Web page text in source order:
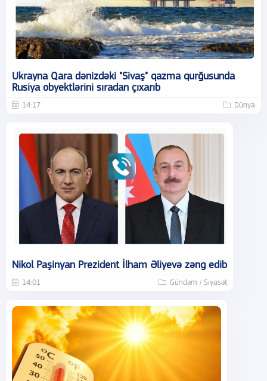
Ukrayna Qara dənizdəki "Sivaş" qazma qurğusunda
Rusiya obyektlərini sıradan çıxarıb
14:17 Dünya
Nikol Paşinyan Prezident İlham Əliyevə zəng edib
14:01 Gündəm / Siyasət